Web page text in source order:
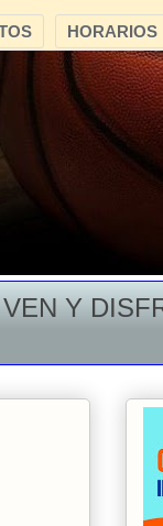
HORARIOS
DISFRUTA